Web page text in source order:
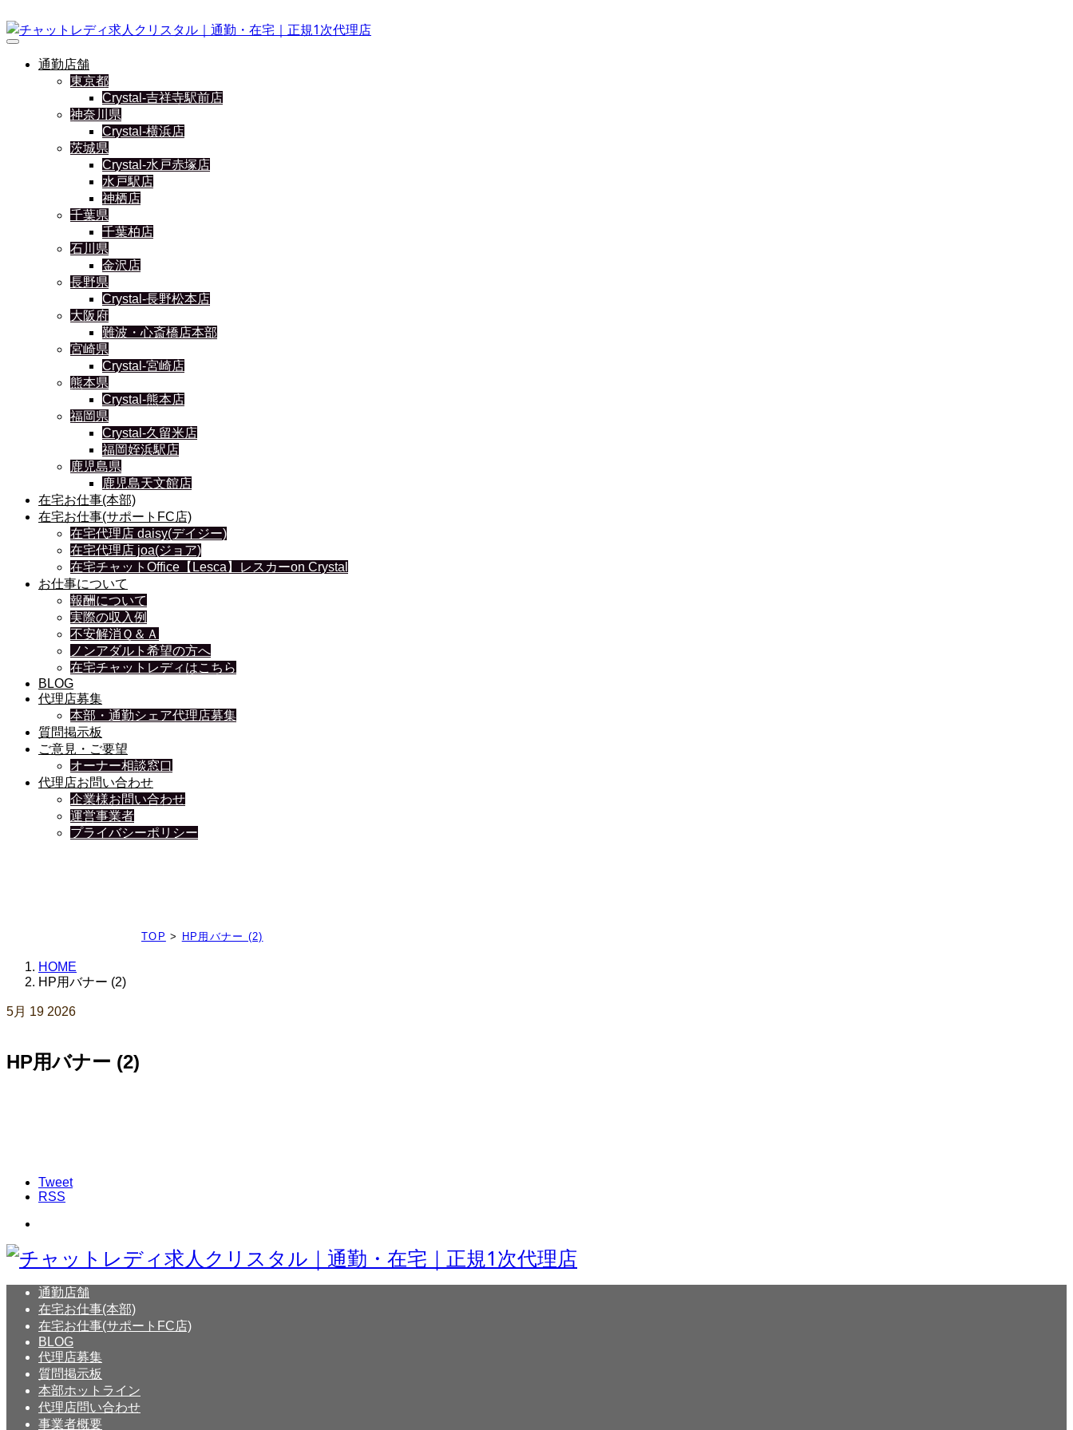
通勤店舗
東京都
Crystal-吉祥寺駅前店
神奈川県
Crystal-横浜店
茨城県
Crystal-水戸赤塚店
水戸駅店
神栖店
千葉県
千葉柏店
石川県
金沢店
長野県
Crystal-長野松本店
大阪府
難波・心斎橋店本部
宮崎県
Crystal-宮崎店
熊本県
Crystal-熊本店
福岡県
Crystal-久留米店
福岡姪浜駅店
鹿児島県
鹿児島天文館店
在宅お仕事(本部)
在宅お仕事(サポートFC店)
在宅代理店 daisy(デイジー)
在宅代理店 joa(ジョア)
在宅チャットOffice【Lesca】レスカーon Crystal
お仕事について
報酬について
実際の収入例
不安解消Ｑ＆Ａ
ノンアダルト希望の方へ
在宅チャットレディはこちら
BLOG
代理店募集
本部・通勤シェア代理店募集
質問掲示板
ご意見・ご要望
オーナー相談窓口
代理店お問い合わせ
企業様お問い合わせ
運営事業者
プライバシーポリシー
TOP > HP用バナー (2)
HOME
HP用バナー (2)
5月 19 2026
HP用バナー (2)
Tweet
RSS
通勤店舗
在宅お仕事(本部)
在宅お仕事(サポートFC店)
BLOG
代理店募集
質問掲示板
本部ホットライン
代理店問い合わせ
事業者概要